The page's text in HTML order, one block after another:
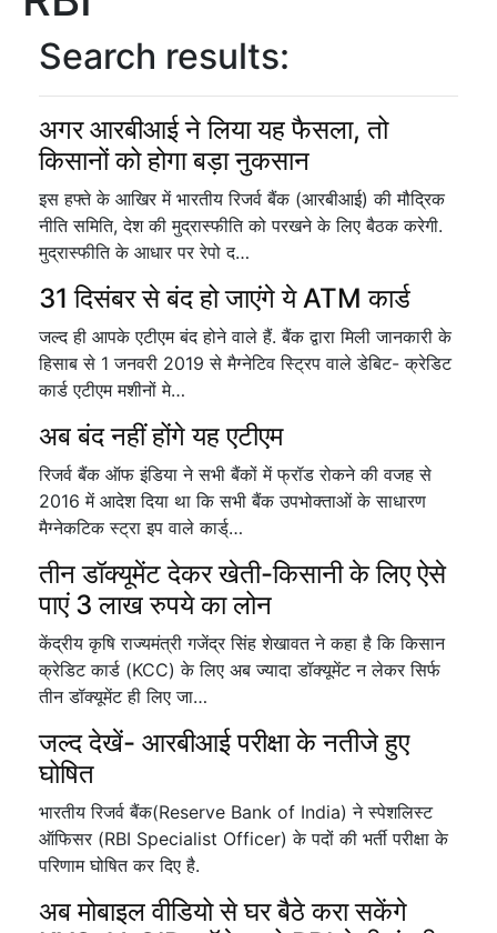
Search results:
अगर आरबीआई ने लिया यह फैसला, तो
किसानों को होगा बड़ा नुकसान
इस हफ्ते के आखिर में भारतीय रिजर्व बैंक (आरबीआई) की मौद्रिक
नीति समिति, देश की मुद्रास्फीति को परखने के लिए बैठक करेगी.
मुद्रास्फीति के आधार पर रेपो द…
31 दिसंबर से बंद हो जाएंगे ये ATM कार्ड
जल्द ही आपके एटीएम बंद होने वाले हैं. बैंक द्वारा मिली जानकारी के
हिसाब से 1 जनवरी 2019 से मैग्नेटिव स्ट्रिप वाले डेबिट- क्रेडिट
कार्ड एटीएम मशीनों मे…
अब बंद नहीं होंगे यह एटीएम
रिजर्व बैंक ऑफ इंडिया ने सभी बैंकों में फ्रॉड रोकने की वजह से
2016 में आदेश दिया था कि सभी बैंक उपभोक्ताओं के साधारण
मैग्नेकटिक स्ट्रा इप वाले कार्ड्…
तीन डॉक्यूमेंट देकर खेती-किसानी के लिए ऐसे
पाएं 3 लाख रुपये का लोन
केंद्रीय कृषि राज्यमंत्री गजेंद्र सिंह शेखावत ने कहा है कि किसान
क्रेडिट कार्ड (KCC) के लिए अब ज्यादा डॉक्यूमेंट न लेकर सिर्फ
तीन डॉक्यूमेंट ही लिए जा…
जल्द देखें- आरबीआई परीक्षा के नतीजे हुए
घोषित
भारतीय रिजर्व बैंक(Reserve Bank of India) ने स्पेशलिस्ट
ऑफिसर (RBI Specialist Officer) के पदों की भर्ती परीक्षा के
परिणाम घोषित कर दिए है.
अब मोबाइल वीडियो से घर बैठे करा सकेंगे